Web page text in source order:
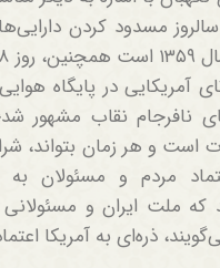
۱۴ تیر، سالروز مسدود کردن
آمریکایی در پایگاه
نافرجام نقاب مشهور
است و هر زمان بتواند،
مردم و مسئولان به
که ملت ایران و
ذره‌ای به آمریکا